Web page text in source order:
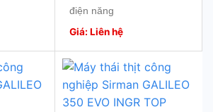
thuận
điện năng
*. Động cơ mạnh mẽ
*. Nhỏ gọn, sử dụng thuận
tiện
*. Độ bền cao
Giá: Liên hệ